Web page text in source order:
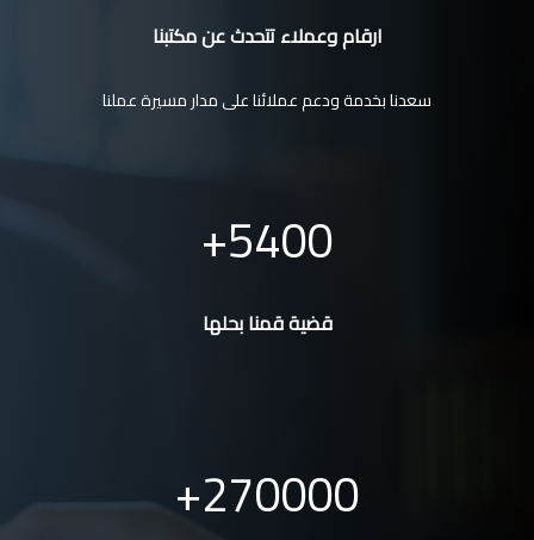
ارقام وعملاء تتحدث عن مكتبنا
سعدنا بخدمة ودعم عملائنا على مدار مسيرة عملنا
5400
قضية قمنا بحلها
270000